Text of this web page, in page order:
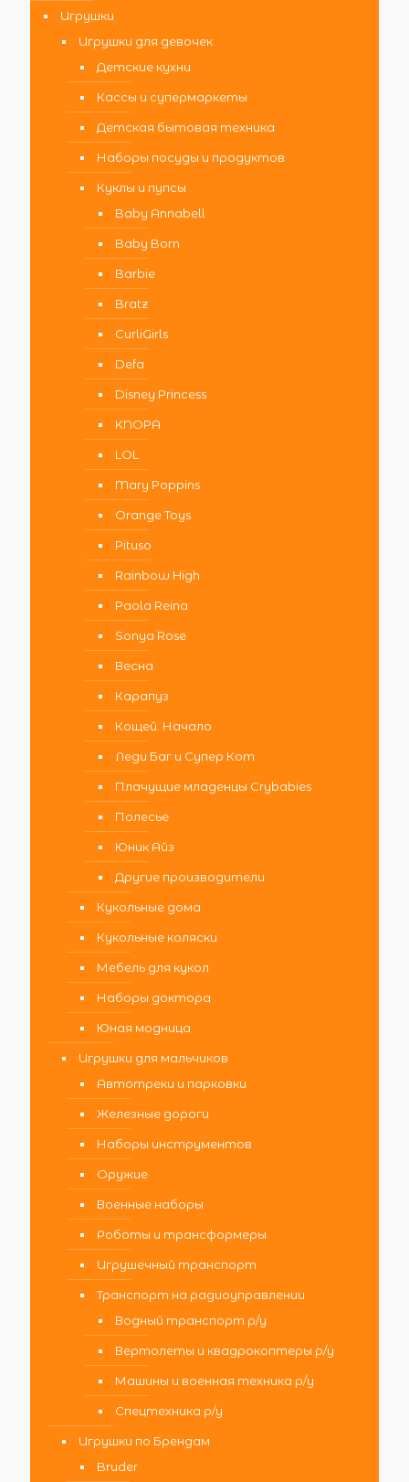
Игрушки
Игрушки для девочек
Детские кухни
Кассы и супермаркеты
Детская бытовая техника
Наборы посуды и продуктов
Куклы и пупсы
Baby Annabell
Baby Born
Barbie
Bratz
CurliGirls
Defa
Disney Princess
KNOPA
LOL
Mary Poppins
Orange Toys
Pituso
Rainbow High
Paola Reina
Sonya Rose
Весна
Карапуз
Кощей. Начало
Леди Баг и Супер Кот
Плачущие младенцы Crybabies
Полесье
Юник Айз
Другие производители
Кукольные дома
Кукольные коляски
Мебель для кукол
Наборы доктора
Юная модница
Игрушки для мальчиков
Автотреки и парковки
Железные дороги
Наборы инструментов
Оружие
Военные наборы
Роботы и трансформеры
Игрушечный транспорт
Транспорт на радиоуправлении
Водный транспорт р/у
Вертолеты и квадрокоптеры р/у
Машины и военная техника р/у
Спецтехника р/у
Игрушки по Брендам
Bruder